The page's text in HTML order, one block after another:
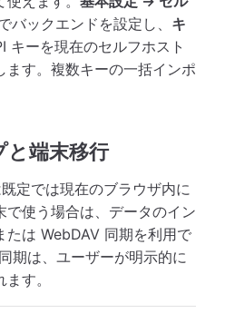
バックエンドを設定し、 キ
キーを現在のセルフホスト
ます。複数キーの一括インポ
端末移行
定では現在のブラウザ内に
で使う場合は、データのイン
は WebDAV 同期を利用で
期は、ユーザーが明示的に
す。